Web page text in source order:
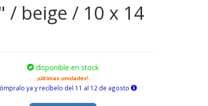
/ beige / 10 x 14
disponible en stock
¡últimas unidades!
ya y recíbelo del 11 al 12 de agosto